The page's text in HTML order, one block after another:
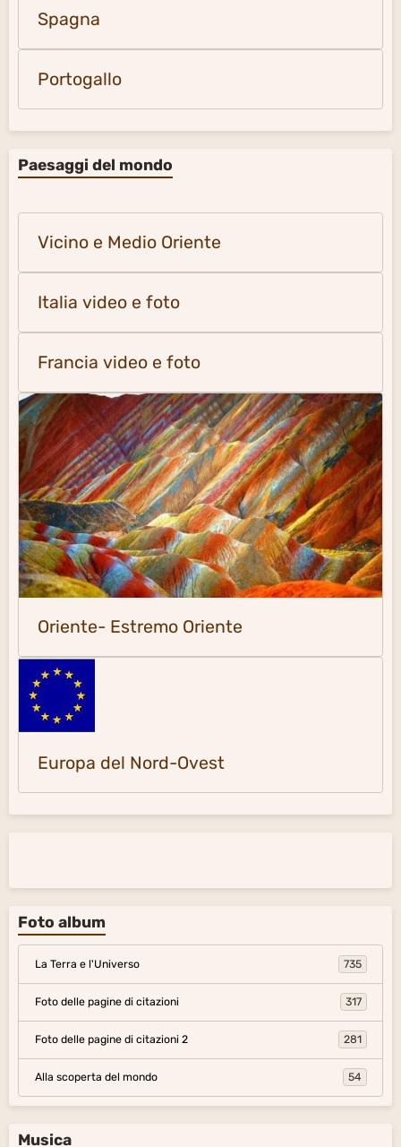
Spagna
Portogallo
Paesaggi del mondo
Vicino e Medio Oriente
Italia video e foto
Francia video e foto
Oriente- Estremo Oriente
Europa del Nord-Ovest
Foto album
La Terra e l'Universo 735
Foto delle pagine di citazioni 317
Foto delle pagine di citazioni 2 281
Alla scoperta del mondo 54
Musica